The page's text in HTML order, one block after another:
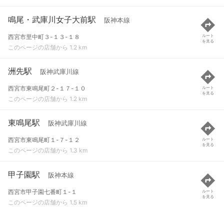
鳴尾・武庫川女子大前駅 阪神本線
西宮市里中町３-１３-１８
このページの店舗から 1.2 km
ルート
を見る
洲先駅 阪神武庫川線
西宮市東鳴尾町２-１７-１０
このページの店舗から 1.2 km
ルート
を見る
東鳴尾駅 阪神武庫川線
西宮市東鳴尾町１-７-１２
このページの店舗から 1.3 km
ルート
を見る
甲子園駅 阪神本線
西宮市甲子園七番町１-１
このページの店舗から 1.5 km
ルート
を見る